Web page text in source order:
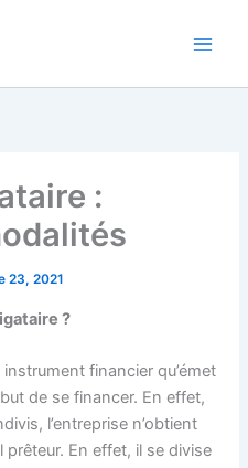
:
23, 2021
?
financier qu’émet
de se financer. En effet,
l’entreprise n’obtient
prêteur. En effet, il se divise